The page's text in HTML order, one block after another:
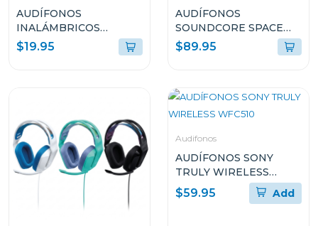
AUDÍFONOS
INALÁMBRICOS
SOUNDCORE K20i
NEGRO A3994Z11
$19.95
AUDÍFONOS
SOUNDCORE SPACE
Q45 CANCELACIÓN DE
RUIDO Y LARGA
$89.95
Audifonos
AUDÍFONOS SONY
TRULY WIRELESS
WFC510
$59.95 Add